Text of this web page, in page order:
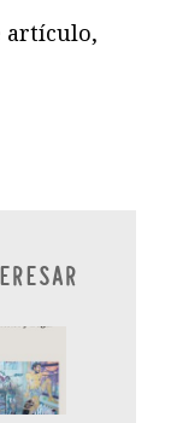
artículo,